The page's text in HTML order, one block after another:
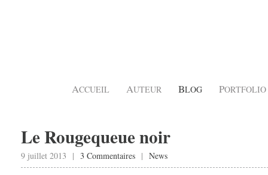
ACCUEIL AUTEUR BLOG PORTFOLIO
Le Rougequeue noir
9 juillet 2013 | 3 Commentaires | News